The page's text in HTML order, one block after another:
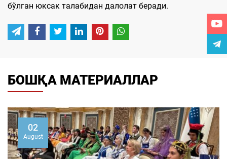
бўлган юксак талабидан далолат беради.
БОШҚА МАТЕРИАЛЛАР
02
August